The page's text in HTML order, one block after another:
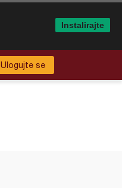
Ulogujte se
Instalirajte